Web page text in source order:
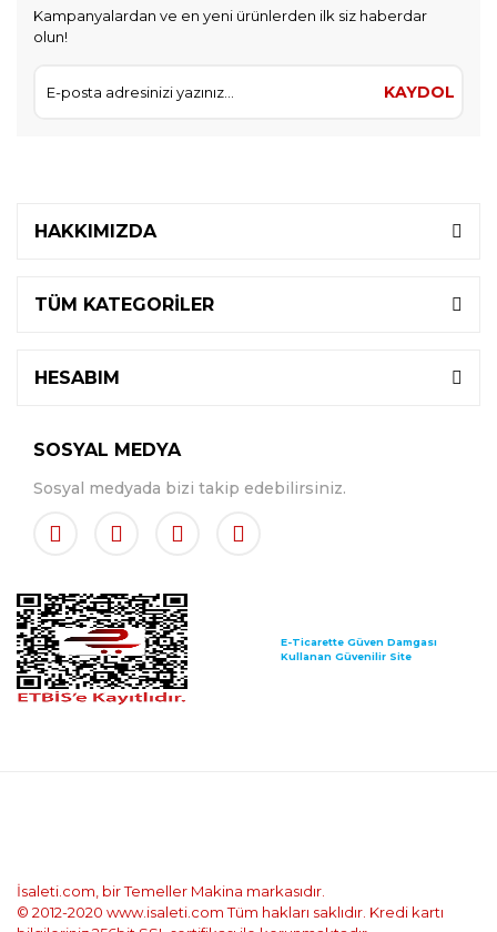
Kampanyalardan ve en yeni ürünlerden ilk siz haberdar
olun!
KAYDOL
HAKKIMIZDA
TÜM KATEGORİLER
HESABIM
SOSYAL MEDYA
Sosyal medyada bizi takip edebilirsiniz.
E-Ticarette Güven Damgası
Kullanan Güvenilir Site
İsaleti.com, bir Temeller Makina markasıdır.
© 2012-2020 www.isaleti.com Tüm hakları saklıdır. Kredi kartı